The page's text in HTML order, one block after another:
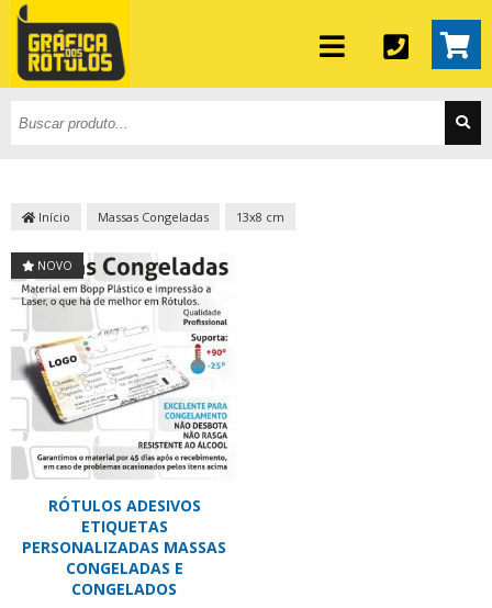
Início Massas Congeladas 13x8 cm
NOVO
RÓTULOS ADESIVOS
ETIQUETAS
PERSONALIZADAS MASSAS
CONGELADAS E
CONGELADOS